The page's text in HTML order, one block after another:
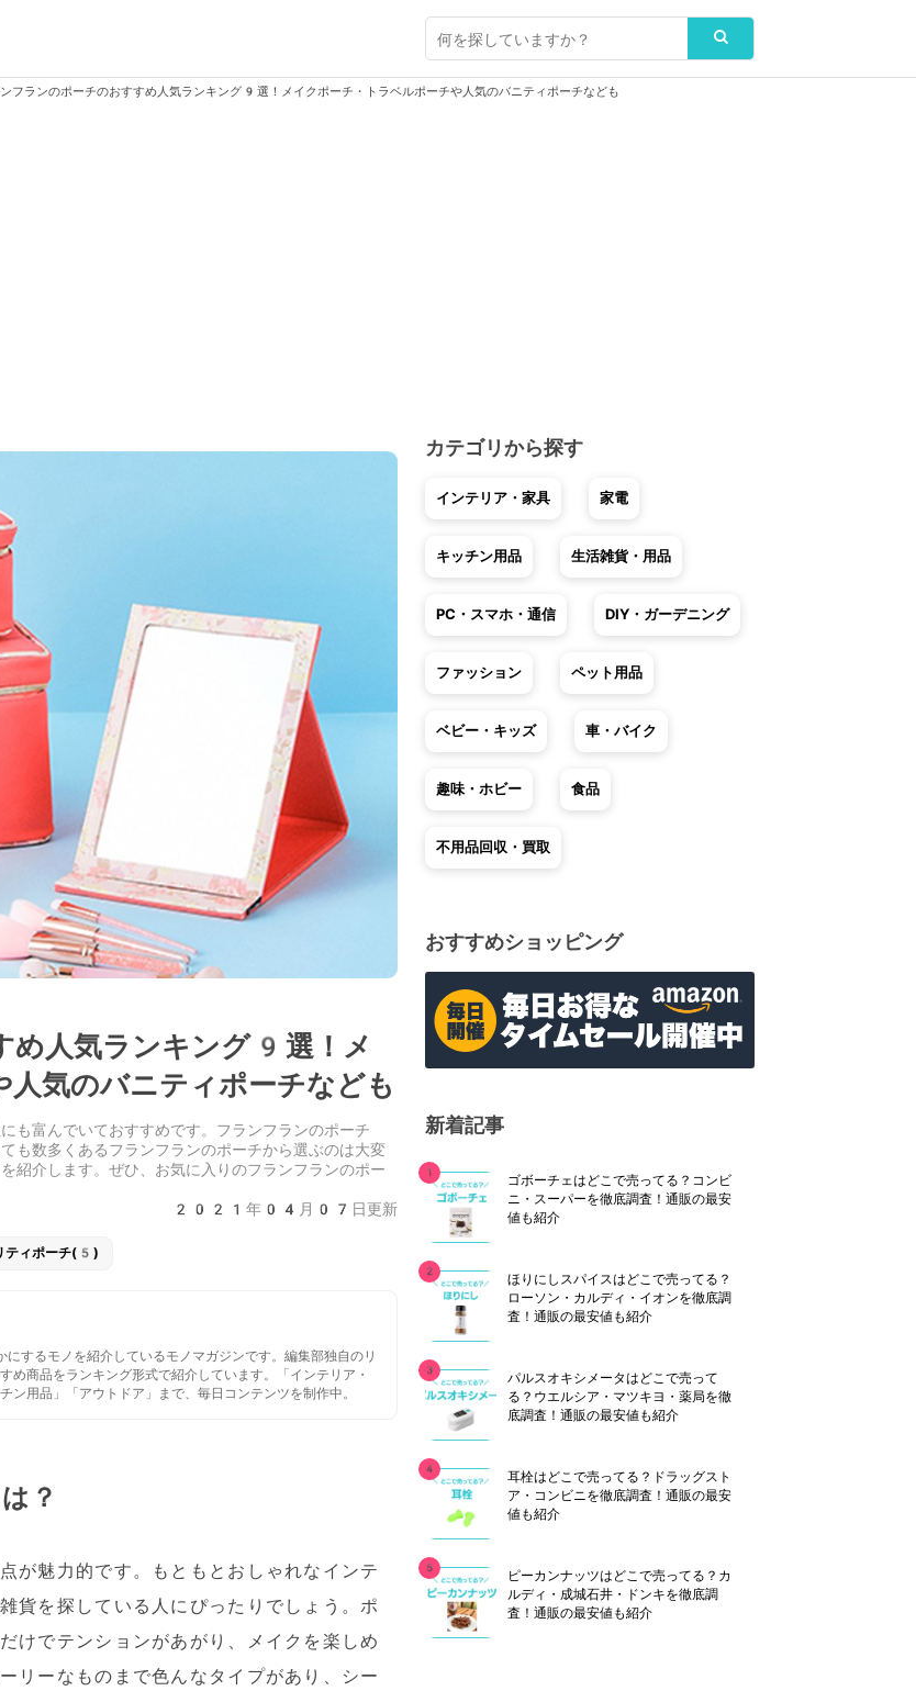
フランのポーチのおすすめ人気ランキング9選！メイクポーチ・トラベルポーチや人気のバニティポーチなども
め人気ランキング9選！メ
気のバニティポーチなども
も富んでいておすすめです。フランフランのポーチ
も数多くあるフランフランのポーチから選ぶのは大変
紹介します。ぜひ、お気に入りのフランフランのポー
2021年04月07日更新
ティポーチ(5)
するモノを紹介しているモノマガジンです。編集部独自のリ
め商品をランキング形式で紹介しています。「インテリア・
用品」「アウトドア」まで、毎日コンテンツを制作中。
？
が魅力的です。もともとおしゃれなインテ
貨を探している人にぴったりでしょう。ポ
けでテンションがあがり、メイクを楽しめ
リーなものまで色んなタイプがあり、シー
カテゴリから探す
インテリア・家具 家電
キッチン用品 生活雑貨・用品
PC・スマホ・通信 DIY・ガーデニング
ファッション ペット用品
ベビー・キッズ 車・バイク
趣味・ホビー 食品
不用品回収・買取
おすすめショッピング
新着記事
ゴボーチェはどこで売ってる？コンビ
ニ・スーパーを徹底調査！通販の最安
値も紹介
ほりにしスパイスはどこで売ってる？
ローソン・カルディ・イオンを徹底調
査！通販の最安値も紹介
パルスオキシメータはどこで売って
る？ウエルシア・マツキヨ・薬局を徹
底調査！通販の最安値も紹介
耳栓はどこで売ってる？ドラッグスト
ア・コンビニを徹底調査！通販の最安
値も紹介
ピーカンナッツはどこで売ってる？カ
ルディ・成城石井・ドンキを徹底調
査！通販の最安値も紹介